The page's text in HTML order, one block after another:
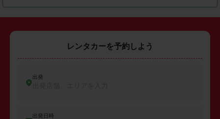
レンタカーを予約しよう
出発
出発日時